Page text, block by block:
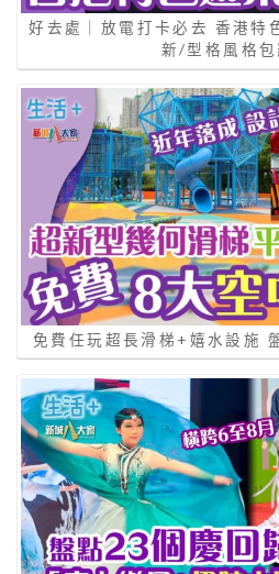
好去處｜放電打卡必去 香港特
新/型格風格包
免費任玩超長滑梯+嬉水設施